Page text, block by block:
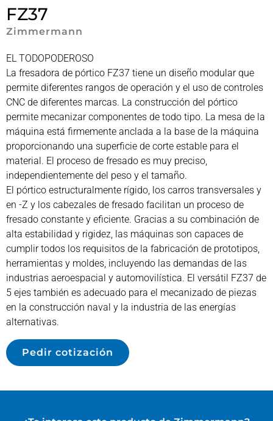
FZ37
Zimmermann
EL TODOPODEROSO
La fresadora de pórtico FZ37 tiene un diseño modular que
permite diferentes rangos de operación y el uso de controles
CNC de diferentes marcas. La construcción del pórtico
permite mecanizar componentes de todo tipo. La mesa de la
máquina está firmemente anclada a la base de la máquina
proporcionando una superficie de corte estable para el
material. El proceso de fresado es muy preciso,
independientemente del peso y el tamaño.
El pórtico estructuralmente rígido, los carros transversales y
en -Z y los cabezales de fresado facilitan un proceso de
fresado constante y eficiente. Gracias a su combinación de
alta estabilidad y rigidez, las máquinas son capaces de
cumplir todos los requisitos de la fabricación de prototipos,
herramientas y moldes, incluyendo las demandas de las
industrias aeroespacial y automovilística. El versátil FZ37 de
5 ejes también es adecuado para el mecanizado de piezas
en la construcción naval y la industria de las energías
alternativas.
Pedir cotización